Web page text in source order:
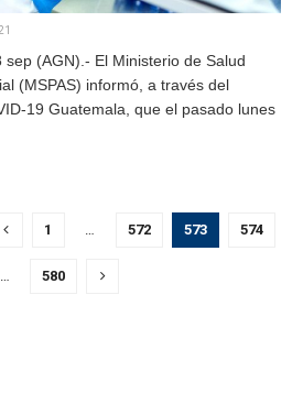
(AGN).- El Ministerio de Salud
(MSPAS) informó, a través del
19 Guatemala, que el pasado lunes
1 … 572 573 574
… 580